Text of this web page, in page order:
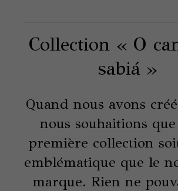
Collection « O
sabiá »
Quand nous avons
nous souhaitions
première collection
emblématique que le
marque. Rien ne